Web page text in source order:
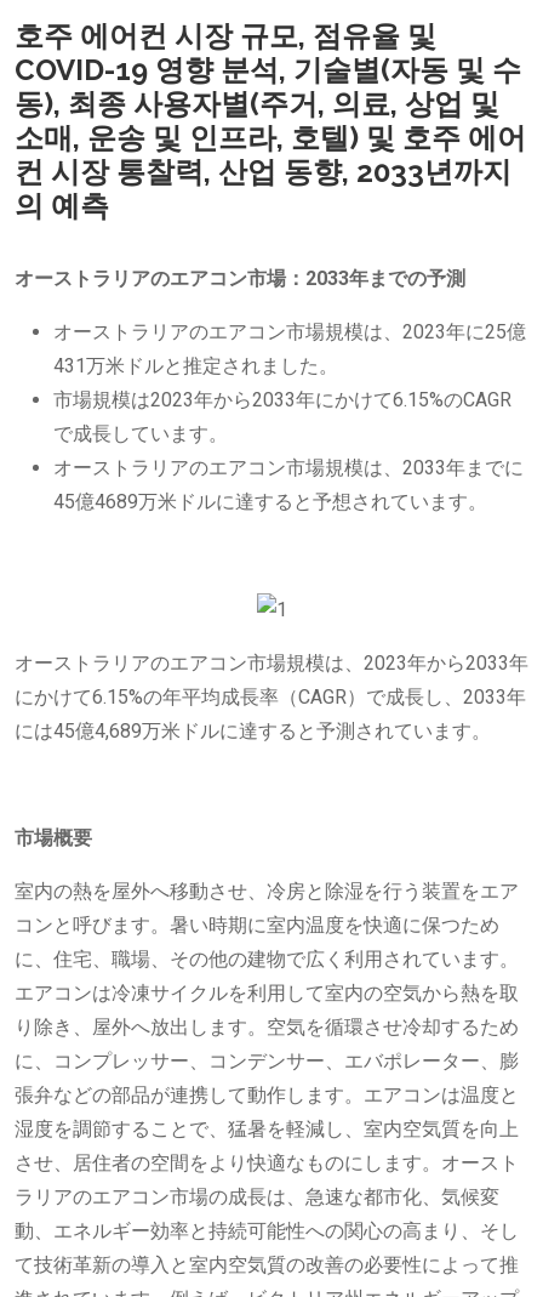
호주 에어컨 시장 규모, 점유율 및
COVID-19 영향 분석, 기술별(자동 및 수
동), 최종 사용자별(주거, 의료, 상업 및
소매, 운송 및 인프라, 호텔) 및 호주 에어
컨 시장 통찰력, 산업 동향, 2033년까지
의 예측
オーストラリアのエアコン市場：2033年までの予測
オーストラリアのエアコン市場規模は、2023年に25億
431万米ドルと推定されました。
市場規模は2023年から2033年にかけて6.15%のCAGR
で成長しています。
オーストラリアのエアコン市場規模は、2033年までに
45億4689万米ドルに達すると予想されています。
オーストラリアのエアコン市場規模は、2023年から2033年
にかけて6.15%の年平均成長率（CAGR）で成長し、2033年
には45億4,689万米ドルに達すると予測されています。
市場概要
室内の熱を屋外へ移動させ、冷房と除湿を行う装置をエア
コンと呼びます。暑い時期に室内温度を快適に保つため
に、住宅、職場、その他の建物で広く利用されています。
エアコンは冷凍サイクルを利用して室内の空気から熱を取
り除き、屋外へ放出します。空気を循環させ冷却するため
に、コンプレッサー、コンデンサー、エバポレーター、膨
張弁などの部品が連携して動作します。エアコンは温度と
湿度を調節することで、猛暑を軽減し、室内空気質を向上
させ、居住者の空間をより快適なものにします。オースト
ラリアのエアコン市場の成長は、急速な都市化、気候変
動、エネルギー効率と持続可能性への関心の高まり、そし
て技術革新の導入と室内空気質の改善の必要性によって推